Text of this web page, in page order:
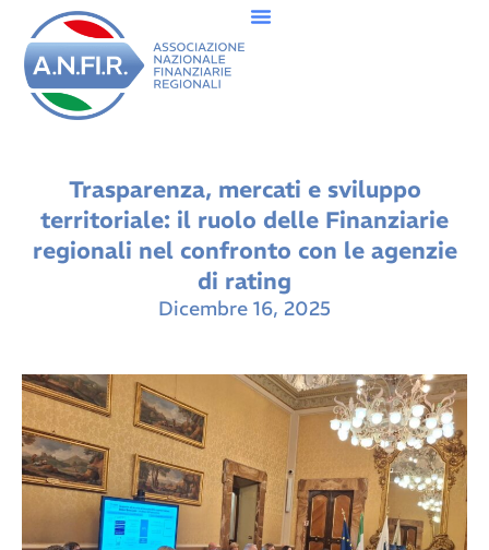
Trasparenza, mercati e sviluppo
territoriale: il ruolo delle Finanziarie
regionali nel confronto con le agenzie
di rating
Dicembre 16, 2025